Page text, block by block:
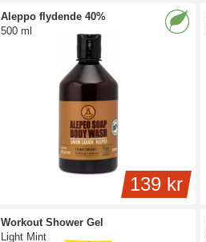
Aleppo flydende 40%
500 ml
139 kr
Workout Shower Gel
Light Mint